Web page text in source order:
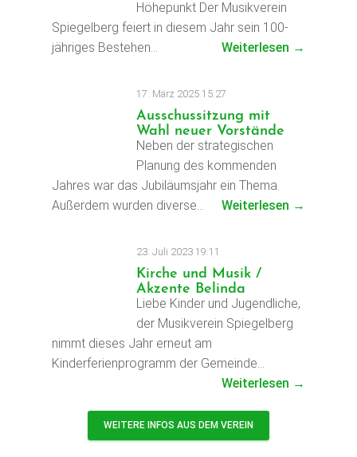
Höhepunkt Der Musikverein
Spiegelberg feiert in diesem Jahr sein 100-
jähriges Bestehen…
Weiterlesen →
17. März 2025 15:27
Ausschussitzung mit
Wahl neuer Vorstände
Neben der strategischen
Planung des kommenden
Jahres war das Jubiläumsjahr ein Thema.
Außerdem wurden diverse…
Weiterlesen →
23. Juli 2023 19:11
Kirche und Musik /
Akzente Belinda
Liebe Kinder und Jugendliche,
der Musikverein Spiegelberg
nimmt dieses Jahr erneut am
Kinderferienprogramm der Gemeinde…
Weiterlesen →
WEITERE INFOS AUS DEM VEREIN